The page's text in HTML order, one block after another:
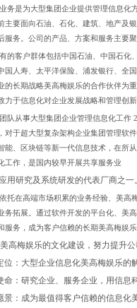
务是为大型集团企业提供管理信息化
主要面向石油、石化、建筑、地产及
服务。公司的产品、方案和服务主要
的客户群体包括中国石油、中国石化
国人寿、太平洋保险、浦发银行、全
的长期战略美高梅娱乐的合作伙伴为
力于信息化对企业发展战略和管理创
队从事大型集团企业管理信息化工作
对于超大型复杂架构企业集团管理软
能、区块链等新一代信息技术，在所
工作，是国内较早开展共享服务业
用研究及系统研发的代表厂商之一
托在高端市场积累的业务经验、美高
务拓展。通过软件开发的平台化、美
服务，成为客户信赖的长期美高梅娱
高梅娱乐的文化建设，努力提升
位：大型企业信息化美高梅娱乐的
命：研究企业、服务企业，用信息
景：成为最值得客户信赖的信息化